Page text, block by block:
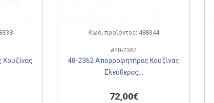
Κωδ. προϊόντος: 488344
#48-2362
48-2362 Απορροφητήρας Κουζίνας
Ελεύθερος...
72,00€